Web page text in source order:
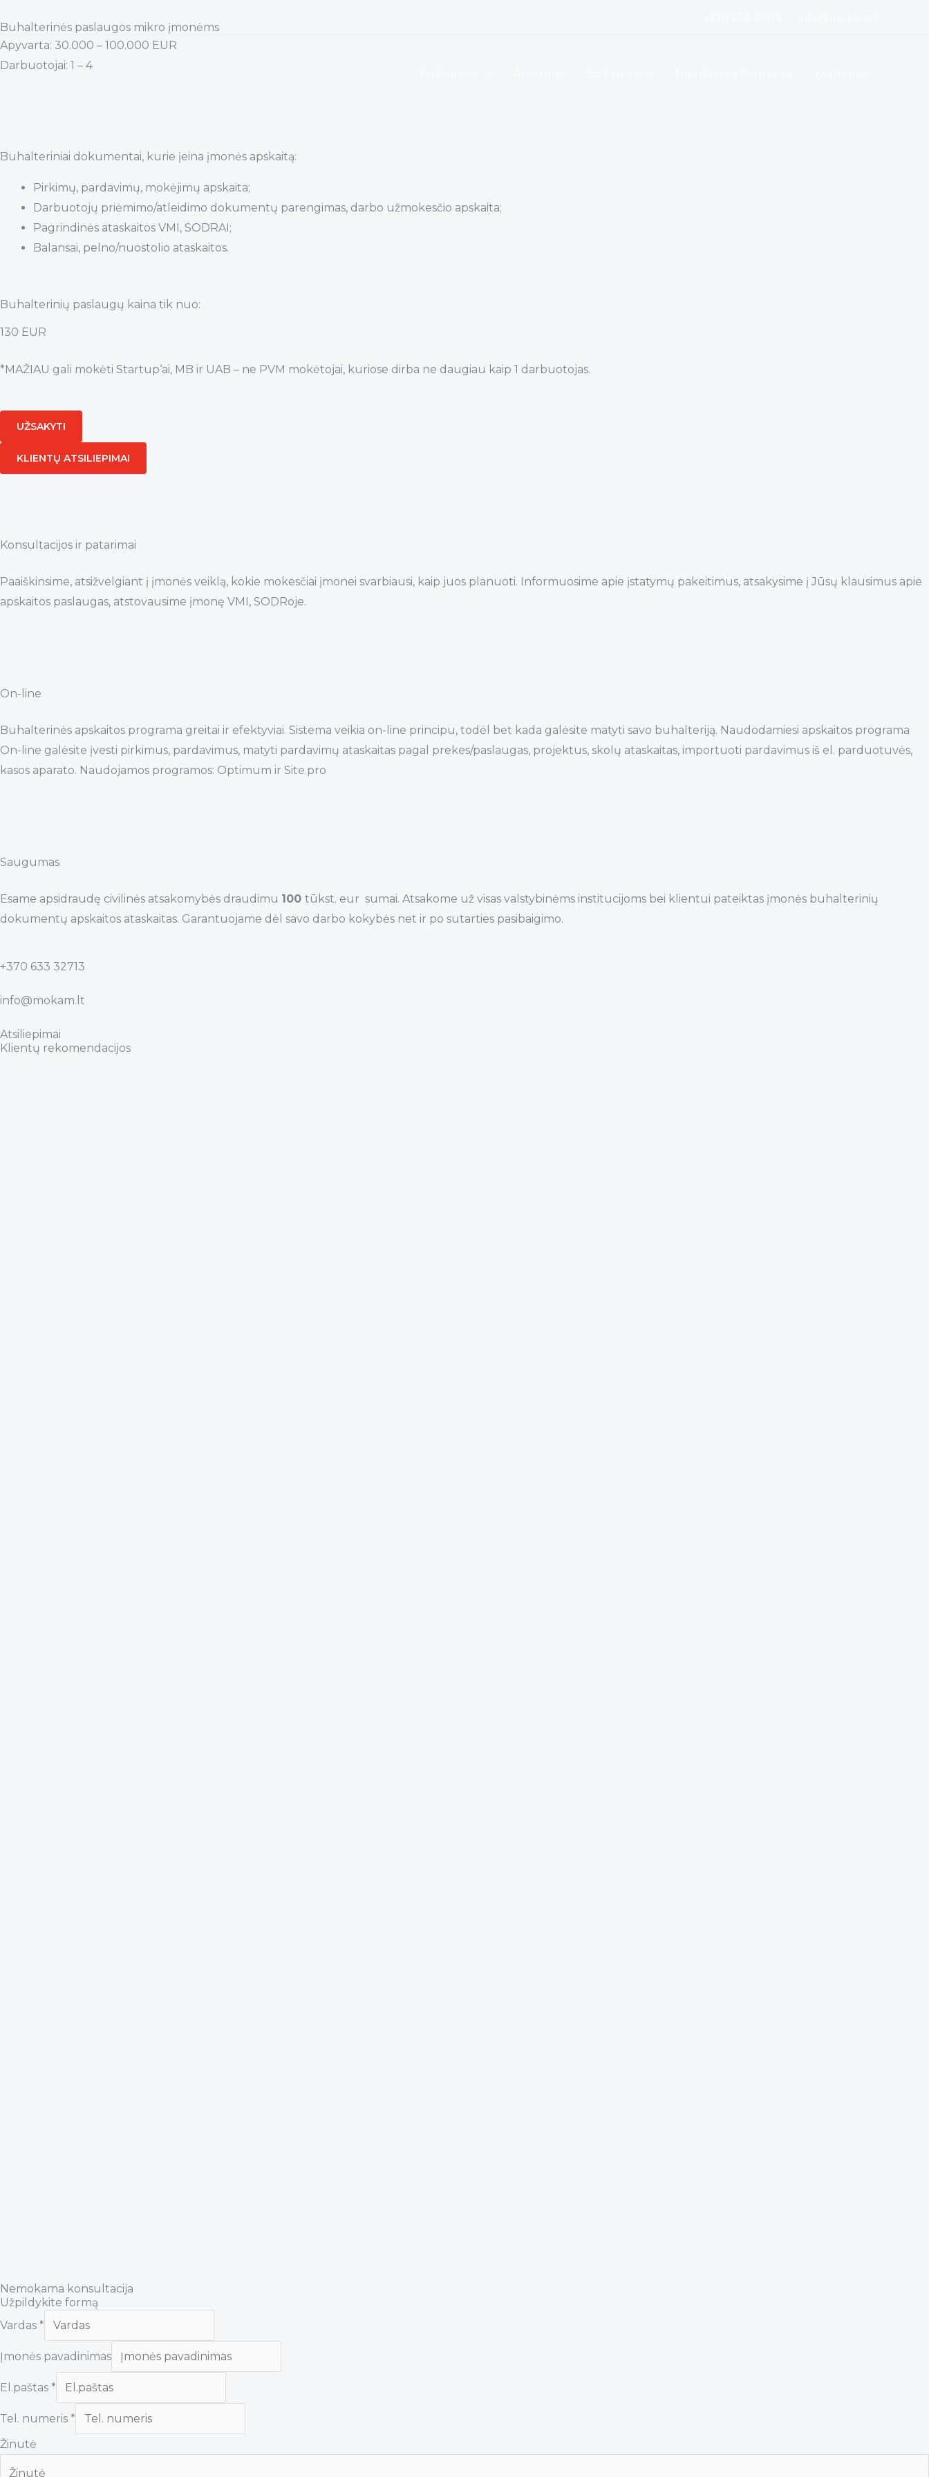
to
content
Buhalterinės paslaugos mikro įmonėms
Apyvarta: 30.000 – 100.000 EUR
Darbuotojai: 1 – 4
Buhalteriniai dokumentai, kurie įeina įmonės apskaitą:
Pirkimų, pardavimų, mokėjimų apskaita;
Darbuotojų priėmimo/atleidimo dokumentų parengimas, darbo užmokesčio apskaita;
Pagrindinės ataskaitos VMI, SODRAI;
Balansai, pelno/nuostolio ataskaitos.
Buhalterinių paslaugų kaina tik nuo:
130 EUR
*MAŽIAU gali mokėti Startup‘ai, MB ir UAB – ne PVM mokėtojai, kuriose dirba ne daugiau kaip 1 darbuotojas.
UŽSAKYTI
KLIENTŲ ATSILIEPIMAI
Konsultacijos ir patarimai
Paaiškinsime, atsižvelgiant į įmonės veiklą, kokie mokesčiai įmonei svarbiausi, kaip juos planuoti. Informuosime apie įstatymų pakeitimus, atsakysime į Jūsų klausimus apie
apskaitos paslaugas, atstovausime įmonę VMI, SODRoje.
On-line
Buhalterinės apskaitos programa greitai ir efektyviai. Sistema veikia on-line principu, todėl bet kada galėsite matyti savo buhalteriją. Naudodamiesi apskaitos programa
On-line galėsite įvesti pirkimus, pardavimus, matyti pardavimų ataskaitas pagal prekes/paslaugas, projektus, skolų ataskaitas, importuoti pardavimus iš el. parduotuvės,
kasos aparato. Naudojamos programos: Optimum ir Site.pro
Saugumas
Esame apsidraudę civilinės atsakomybės draudimu 100 tūkst. eur sumai. Atsakome už visas valstybinėms institucijoms bei klientui pateiktas įmonės buhalterinių
dokumentų apskaitos ataskaitas. Garantuojame dėl savo darbo kokybės net ir po sutarties pasibaigimo.
+370 633 32713
info@mokam.lt
Atsiliepimai
Klientų rekomendacijos
Nemokama konsultacija
Užpildykite formą
Vardas *
Įmonės pavadinimas
El.paštas *
Tel. numeris *
Žinutė